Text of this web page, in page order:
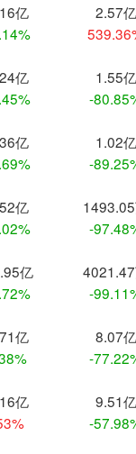
亿
2.57亿
亿
1.55亿
-
亿
1.02亿
-
亿
-
亿
-
亿
8.07亿
-
亿
9.51亿
-